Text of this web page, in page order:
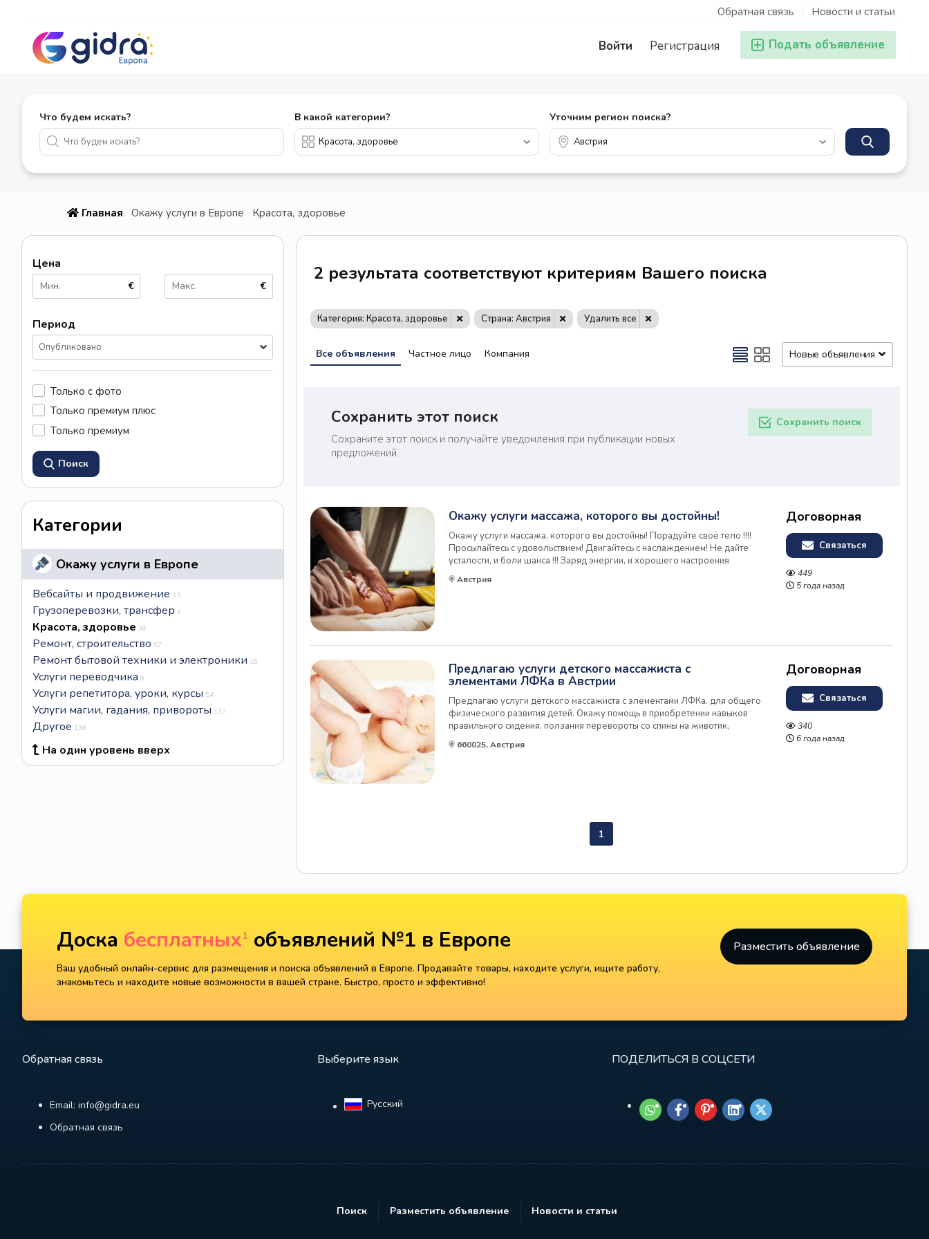
Новости и статьи
Обратная связь
Подать объявление
Регистрация
Войти
Что будем искать? В какой категории? Уточним регион поиска?
Главная Окажу услуги в Европе Красота, здоровье
Цена
€ €
Период
Опубликовано
Только с фото
Только премиум плюс
Только премиум
Поиск
Категории
Окажу услуги в Европе
Вебсайты и продвижение 13
Грузоперевозки, трансфер 4
Красота, здоровье 36
Ремонт, строительство 57
Ремонт бытовой техники и электроники 16
Услуги переводчика 9
Услуги репетитора, уроки, курсы 54
Услуги магии, гадания, привороты 132
Другое 138
На один уровень вверх
2 результата соответствуют критериям Вашего поиска
Категория: Красота, здоровье Страна: Австрия Удалить все
Все объявления Частное лицо Компания Новые объявления
Сохранить этот поиск
Сохраните этот поиск и получайте уведомления при публикации новых
предложений.
Сохранить поиск
Окажу услуги массажа, которого вы достойны!
Окажу услуги массажа, которого вы достойны! Порадуйте своё тело !!!!
Просыпайтесь с удовольствием! Двигайтесь с наслаждением! Не дайте
усталости, и боли шанса !!! Заряд энергии, и хорошего настроения
гарантирован! Индивидуальный подход, и масса приятных бонусов!! А вам
известно, что 90 % людей приходят на массаж, что б...
Австрия
Договорная
Связаться
449
5 года назад
Предлагаю услуги детского массажиста с
элементами ЛФКа в Австрии
Предлагаю услуги детского массажиста с элементами ЛФКа. для общего
физического развития детей. Окажу помощь в приобретении навыков
правильного сидения, ползания перевороты со спины на животик,
кривошеи, снятие тонуса. Беру в работу деток от 3 мес возраста и до 14
лет-исправление постановки стопы и т.д
660025, Австрия
Договорная
Связаться
340
6 года назад
1
Доска бесплатных1 объявлений №1 в Европе
Ваш удобный онлайн-сервис для размещения и поиска объявлений в Европе. Продавайте товары, находите услуги, ищите работу,
знакомьтесь и находите новые возможности в вашей стране. Быстро, просто и эффективно!
Разместить объявление
Обратная связь
Email: info@gidra.eu
Обратная связь
Выберите язык
Русский‎
ПОДЕЛИТЬСЯ В СОЦСЕТИ
Поиск Разместить объявление Новости и статьи